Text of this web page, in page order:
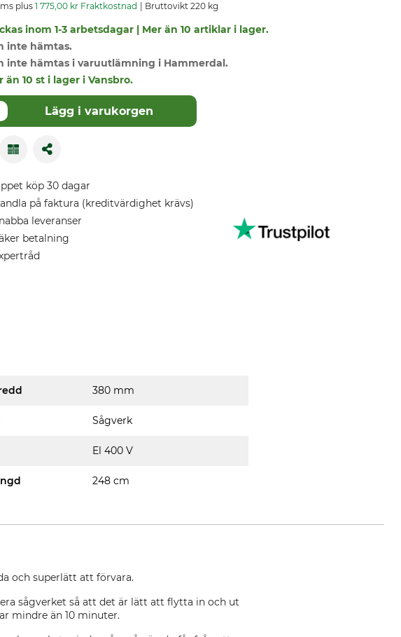
plus 1 775,00 kr Fraktkostnad Bruttovikt 220 kg
inom 1-3 arbetsdagar | Mer än 10 artiklar i lager.
inte hämtas.
inte hämtas i varuutlämning i Hammerdal.
än 10 st i lager i Vansbro.
Lägg i varukorgen
köp 30 dagar
på faktura (kreditvärdighet krävs)
leveranser
betalning
380 mm
Sågverk
El 400 V
248 cm
och superlätt att förvara.
sågverket så att det är lätt att flytta in och ut
mindre än 10 minuter.